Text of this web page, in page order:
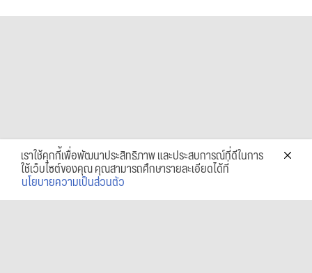
เราใช้คุกกี้เพื่อพัฒนาประสิทธิภาพ และประสบการณ์ที่ดีในการ
ใช้เว็บไซต์ของคุณ คุณสามารถศึกษารายละเอียดได้ที่
นโยบายความเป็นส่วนตัว